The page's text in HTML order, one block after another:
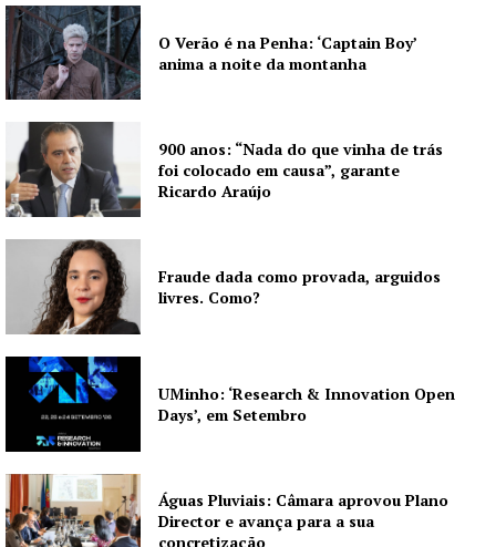
Grande Entrevista
Publicidade
Quero ser Assinante
O Verão é na Penha: ‘Captain Boy’
anima a noite da montanha
900 anos: “Nada do que vinha de trás
foi colocado em causa”, garante
Ricardo Araújo
Fraude dada como provada, arguidos
livres. Como?
UMinho: ‘Research & Innovation Open
Days’, em Setembro
Águas Pluviais: Câmara aprovou Plano
Director e avança para a sua
concretização